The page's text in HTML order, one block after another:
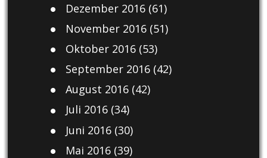
Dezember 2016(61)
November 2016(51)
Oktober 2016(53)
September 2016(42)
August 2016(42)
Juli 2016(34)
Juni 2016(30)
Mai 2016(39)